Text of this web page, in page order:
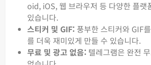
oid, iOS, 웹 브라우저 등 다양한 플랫
있습니다.
스티커 및 GIF: 풍부한 스티커와 GIF
를 더욱 재미있게 만들 수 있습니다.
무료 및 광고 없음: 텔레그램은 완전